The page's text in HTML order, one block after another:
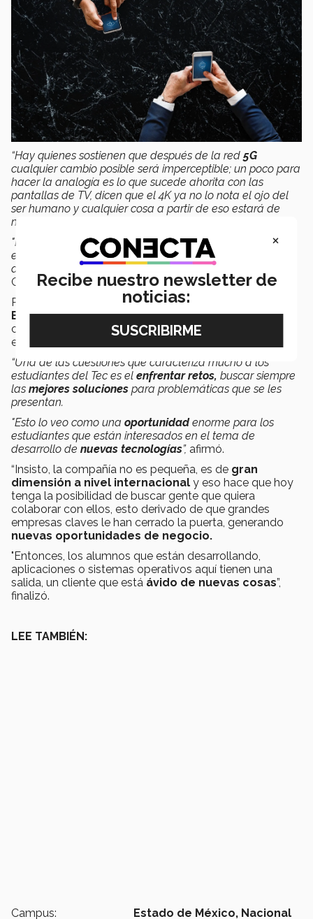
“Hay quienes sostienen que después de la red 5G
cualquier cambio posible será imperceptible; un poco para
hacer la analogía es lo que sucede ahorita con las
pantallas de TV, dicen que el 4K ya no lo nota el ojo del
ser humano y cualquier cosa a partir de eso estará de
más para la perspectiva del usuario”,
"Esto lo veo como unaoportunidad enorme
para los
estudiantes que están interesados en el tema de
desarrollo de nuevas tecnologías”,señaló Fernando
Gutiérrez.
Para finalizar, el también director de la divisón de la
Escuela de Humananidades y Educacióndel
campus Estado de México comparte un consejo a los
estudiantes del Tec ante esta problemática.
“Una de las cuestiones que caracteriza mucho a los
estudiantes del Tec es el enfrentar retos, buscar siempre
las mejores soluciones para problemáticas que se les
presentan.
"Esto lo veo como una oportunidadenorme para los
estudiantes que están interesados en el tema de
desarrollo de nuevas tecnologías”, afirmó.
“Insisto, la compañía no es pequeña, es de gran
dimensión a nivel internacional y eso hace que hoy
tenga la posibilidad de buscar gente que quiera
colaborar con ellos, esto derivado de que grandes
empresas claves le han cerrado la puerta, generando
nuevas oportunidades de negocio.
"Entonces, los alumnos que están desarrollando,
aplicaciones o sistemas operativos aquí tienen una
salida, un cliente que está ávido de nuevas cosas”,
finalizó.
LEE TAMBIÉN:
Campus: Estado de México, Nacional
×
Recibe nuestro newsletter de
noticias: